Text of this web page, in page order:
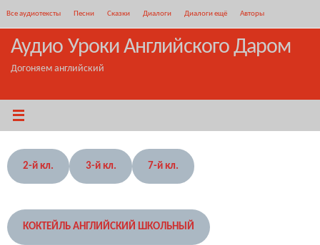
содержимому
Все аудиотексты Песни Сказки Диалоги Диалоги ещё Авторы
Аудио Уроки Английского Даром
Догоняем английский
2-й кл. 3-й кл. 7-й кл.
КОКТЕЙЛЬ АНГЛИЙСКИЙ ШКОЛЬНЫЙ